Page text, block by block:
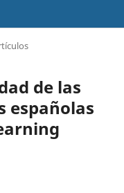
de las
españolas